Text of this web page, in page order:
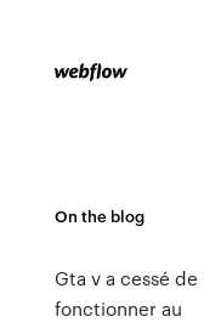
On the blog
Gta v a cessé de
fonctionner au